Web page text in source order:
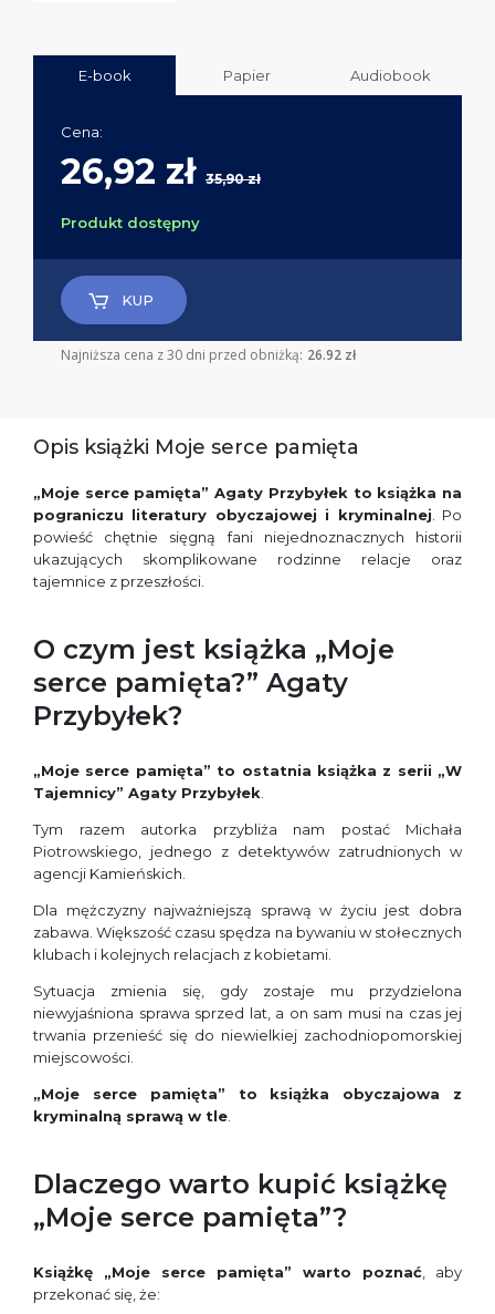
E-book Papier Audiobook
Cena:
26,92 zł 35,90 zł
Produkt dostępny
KUP
Najniższa cena z 30 dni przed obniżką: 26.92 zł
Opis książki Moje serce pamięta
„Moje serce pamięta” Agaty Przybyłek to książka na
pograniczu literatury obyczajowej i kryminalnej . Po
powieść chętnie sięgną fani niejednoznacznych historii
ukazujących skomplikowane rodzinne relacje oraz
tajemnice z przeszłości.
O czym jest książka „Moje
serce pamięta?” Agaty
Przybyłek?
„Moje serce pamięta” to ostatnia książka z serii „W
Tajemnicy” Agaty Przybyłek
Tym razem autorka przybliża nam postać Michała
Piotrowskiego, jednego z detektywów zatrudnionych w
agencji Kamieńskich.
Dla mężczyzny najważniejszą sprawą w życiu jest dobra
zabawa. Większość czasu spędza na bywaniu w stołecznych
klubach i kolejnych relacjach z kobietami.
Sytuacja zmienia się, gdy zostaje mu przydzielona
niewyjaśniona sprawa sprzed lat, a on sam musi na czas jej
trwania przenieść się do niewielkiej zachodniopomorskiej
miejscowości.
„Moje serce pamięta” to książka obyczajowa z
kryminalną sprawą w tle
Dlaczego warto kupić książkę
„Moje serce pamięta”?
Książkę „Moje serce pamięta” warto poznać , aby
przekonać się, że: